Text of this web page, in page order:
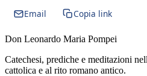
Email
Copia link
Don Leonardo Maria Pompei
Catechesi, prediche e meditazioni
cattolica e al rito romano antico.